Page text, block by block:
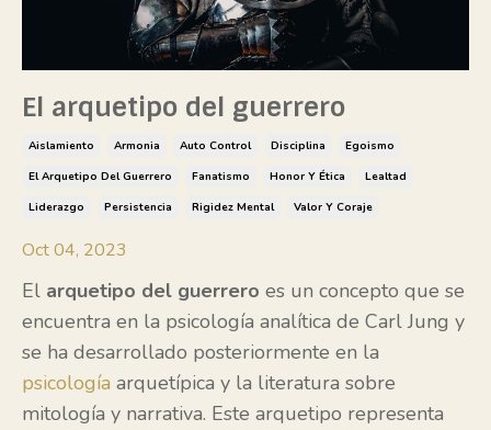
El arquetipo del guerrero
Aislamiento Armonia Auto Control Disciplina
Egoismo
El Arquetipo Del Guerrero
Fanatismo Honor Y Ética
Lealtad
Liderazgo
Persistencia Rigidez Mental Valor Y Coraje
Oct 04, 2023
El arquetipo del guerrero es un concepto que se
encuentra en la psicología analítica de Carl Jung y
se ha desarrollado posteriormente en la
psicología arquetípica y la literatura sobre
mitología y narrativa. Este arquetipo representa